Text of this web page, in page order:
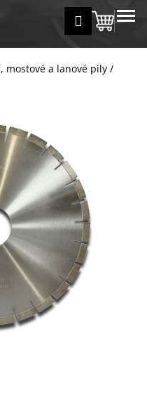
Přihlášení
košík
MENU
mostové a lanové pily /